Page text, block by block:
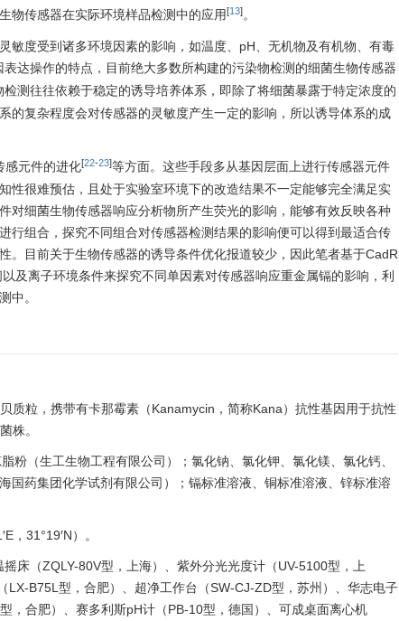
物传感器在实际环境样品检测中的应用[13]。
敏度受到诸多环境因素的影响，如温度、pH、无机物及有机物、有毒
达操作的特点，目前绝大多数所构建的污染物检测的细菌生物传感器
测往往依赖于稳定的诱导培养体系，即除了将细菌暴露于特定浓度的
的复杂程度会对传感器的灵敏度产生一定的影响，所以诱导体系的成
感元件的进化[22-23]等方面。这些手段多从基因层面上进行传感器元件
性很难预估，且处于实验室环境下的改造结果不一定能够完全满足实
对细菌生物传感器响应分析物所产生荧光的影响，能够有效反映各种
行组合，探究不同组合对传感器检测结果的影响便可以得到最适合传
目前关于生物传感器的诱导条件优化报道较少，因此笔者基于CadR
及离子环境条件来探究不同单因素对传感器响应重金属镉的影响，利
中。
质粒，携带有卡那霉素（Kanamycin，简称Kana）抗性基因用于抗性
株。
（生工生物工程有限公司）；氯化钠、氯化钾、氯化镁、氯化钙、
药集团化学试剂有限公司）；镉标准溶液、铜标准溶液、锌标准溶
，31°19′N）。
床（ZQLY-80V型，上海）、紫外分光光度计（UV-5100型，上
B75L型，合肥）、超净工作台（SW-CJ-ZD型，苏州）、华志电子
，合肥）、赛多利斯pH计（PB-10型，德国）、可成桌面离心机